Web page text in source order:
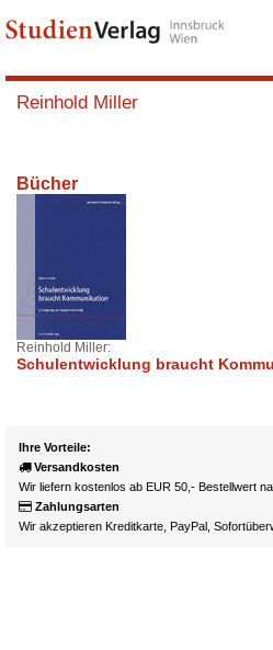
Reinhold Miller
Bücher
Reinhold Miller:
Schulentwicklung braucht
Ihre Vorteile:
Versandkosten
Wir liefern kostenlos ab EUR 50,- Bestellwert
Zahlungsarten
Wir akzeptieren Kreditkarte, PayPal,